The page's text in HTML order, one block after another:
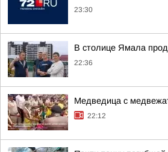
23:30
В столице Ямала
22:36
Медведица с
22:12